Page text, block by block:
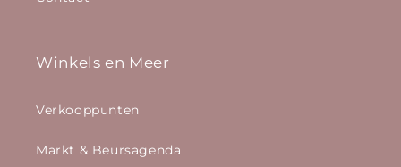
Winkels en Meer
Verkooppunten
Markt & Beursagenda